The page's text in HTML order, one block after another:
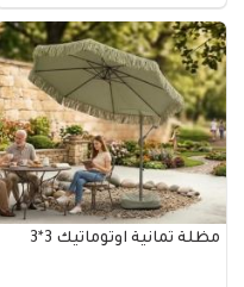
مظلة ثمانية اوتوماتيك 3*3